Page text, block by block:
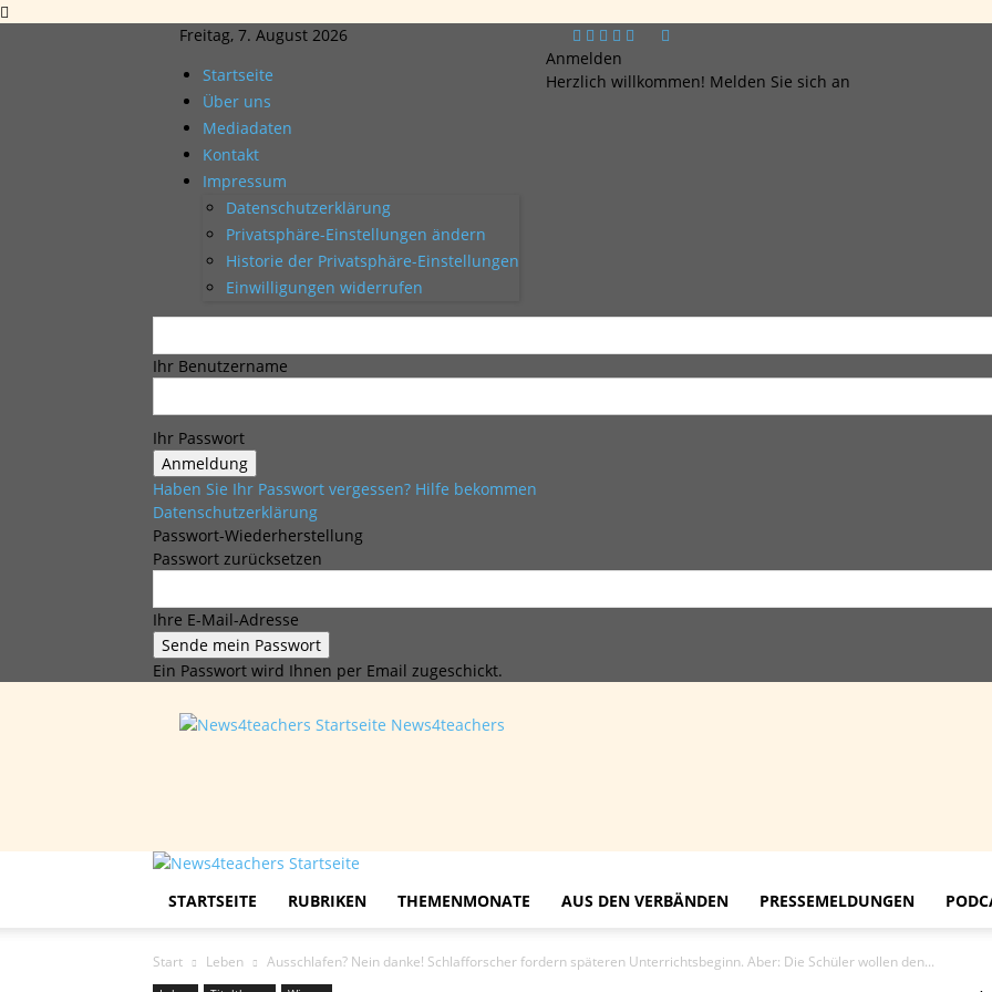
Freitag, 7. August 2026
Startseite
Über uns
Mediadaten
Kontakt
Impressum
Datenschutzerklärung
Privatsphäre-Einstellungen ändern
Historie der Privatsphäre-Einstellungen
Einwilligungen widerrufen
Anmelden
Herzlich willkommen! Melden Sie sich an
Ihr Benutzername
Ihr Passwort
Haben Sie Ihr Passwort vergessen? Hilfe bekommen
Datenschutzerklärung
Passwort-Wiederherstellung
Passwort zurücksetzen
Ihre E-Mail-Adresse
Ein Passwort wird Ihnen per Email zugeschickt.
News4teachers
STARTSEITE RUBRIKEN THEMENMONATE AUS DEN VERBÄNDEN PRESSEMELDUNGEN
Start Leben Ausschlafen? Nein danke! Schlafforscher fordern späteren Unterrichtsbeginn. Aber: Die Schüler wollen den...